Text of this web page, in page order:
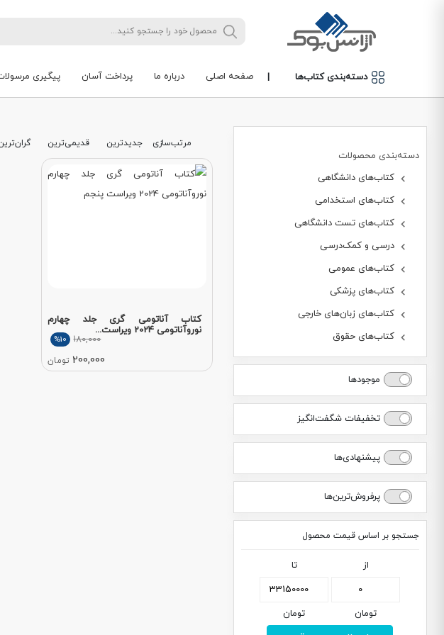
دسته‌بندی کتاب‌ها | صفحه اصلی درباره ما پرداخت آسان پیگیری
دسته‌بندی محصولات
کتاب‌های دانشگاهی
کتاب‌های استخدامی
کتاب‌های تست دانشگاهی
درسی و کمک‌درسی
کتاب‌های عمومی
کتاب‌های پزشکی
کتاب‌های زبان‌های خارجی
کتاب‌های حقوق
موجودها
تخفیفات شگفت‌انگیز
پیشنهادی‌ها
پرفروش‌ترین‌ها
جستجو بر اساس قیمت محصول
از
تومان
تا
تومان
مرتب‌سازی جدیدترین قدیمی‌ترین
کتاب آناتومی گری جلد چهارم
نوروآناتومی 2024 ویراست...
180,000
%10
200,000 تومان